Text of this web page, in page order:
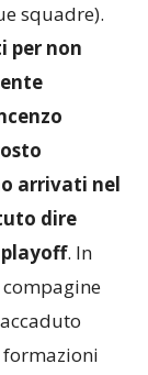
squadre).
per non
arrivati nel
dire
. In
compagine
formazioni